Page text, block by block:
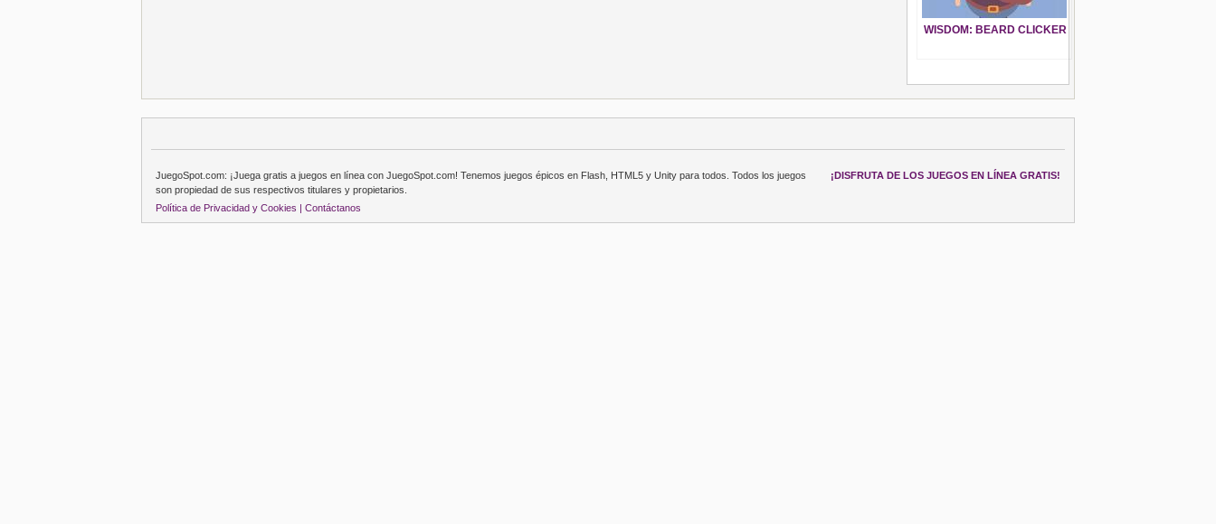
WISDOM: BEARD CLICKER
¡DISFRUTA DE LOS JUEGOS EN LÍNEA GRATIS!
JuegoSpot.com: ¡Juega gratis a juegos en línea con JuegoSpot.com! Tenemos juegos épicos en Flash, HTML5 y Unity para todos. Todos los juegos
son propiedad de sus respectivos titulares y propietarios.
Política de Privacidad y Cookies | Contáctanos